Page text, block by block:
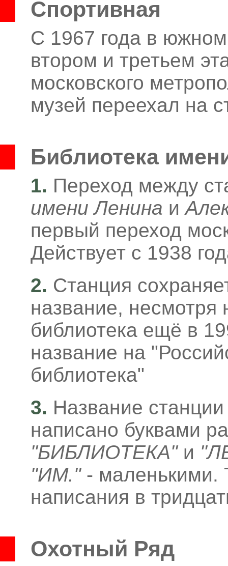
Спортивная
С 1967 года в
втором и третьем
московского
музей переехал на
Библиотека
1. Переход между
имени Ленина и
первый переход
Действует с 1938
2. Станция
название, несмотря
библиотека ещё в
название на
библиотека"
3. Название
написано буквами
"БИБЛИОТЕКА"и
"ИМ."- маленькими.
написания в
Охотный Ряд